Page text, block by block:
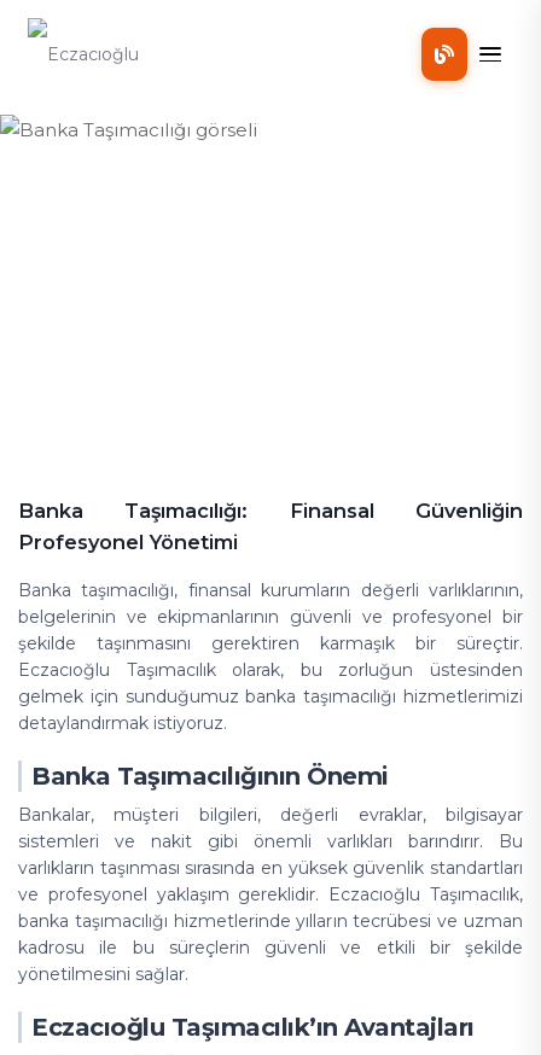
Mobil
Banka Taşımacılığı
Banka Taşımacılığı: Finansal Güvenliğin
Profesyonel Yönetimi
Banka taşımacılığı, finansal kurumların değerli varlıklarının,
belgelerinin ve ekipmanlarının güvenli ve profesyonel bir
şekilde taşınmasını gerektiren karmaşık bir süreçtir.
Eczacıoğlu Taşımacılık olarak, bu zorluğun üstesinden
gelmek için sunduğumuz banka taşımacılığı hizmetlerimizi
detaylandırmak istiyoruz.
Banka Taşımacılığının Önemi
Bankalar, müşteri bilgileri, değerli evraklar, bilgisayar
sistemleri ve nakit gibi önemli varlıkları barındırır. Bu
varlıkların taşınması sırasında en yüksek güvenlik standartları
ve profesyonel yaklaşım gereklidir. Eczacıoğlu Taşımacılık,
banka taşımacılığı hizmetlerinde yılların tecrübesi ve uzman
kadrosu ile bu süreçlerin güvenli ve etkili bir şekilde
yönetilmesini sağlar.
Eczacıoğlu Taşımacılık’ın Avantajları